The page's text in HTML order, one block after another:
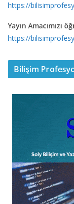
https://
Yayın Amacımızı
https://
Bilişim